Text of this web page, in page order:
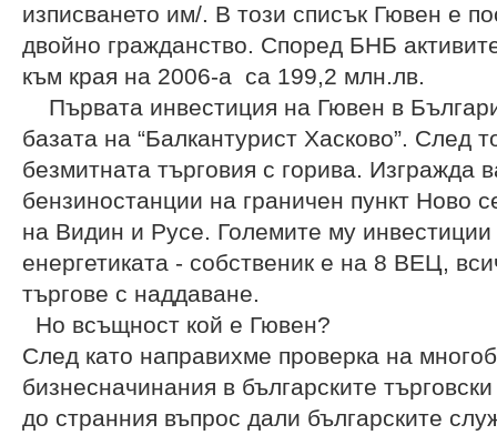
изписването им/. В този списък Гювен е
двойно гражданство. Според БНБ
към края на 2006-а са 199,2 млн.лв.
Първата инвестиция на Гювен в
базата на “Балкантурист Хасково”. След
безмитната търговия с горива. Изгражда
бензиностанции на граничен пункт Ново
на Видин и Русе. Големите му
енергетиката - собственик е на 8 ВЕЦ,
търгове с наддаване.
Но всъщност кой е Гювен?
След като направихме проверка на
бизнесначинания в българските
до странния въпрос дали българските